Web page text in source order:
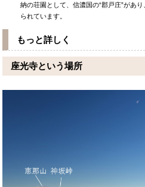
納の荘園として、信濃国の“郡戸庄”があ
られています。
もっと詳しく
座光寺という場所